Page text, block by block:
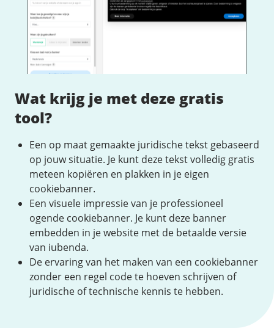
Wat krijg je met deze gratis
tool?
Een op maat gemaakte juridische tekst gebaseerd
op jouw situatie. Je kunt deze tekst volledig gratis
meteen kopiëren en plakken in je eigen
cookiebanner.
Een visuele impressie van je professioneel
ogende cookiebanner. Je kunt deze banner
embedden in je website met de betaalde versie
van iubenda.
De ervaring van het maken van een cookiebanner
zonder een regel code te hoeven schrijven of
juridische of technische kennis te hebben.